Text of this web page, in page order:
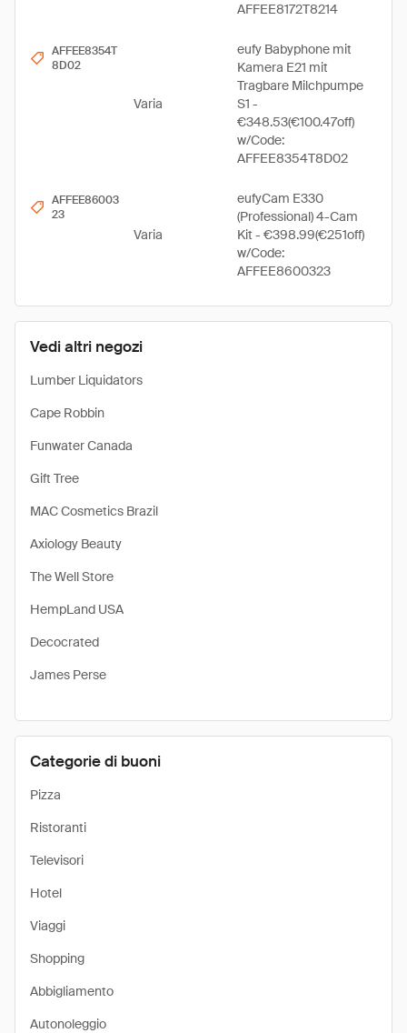
Vedi altri negozi
Lumber Liquidators
Cape Robbin
Funwater Canada
Gift Tree
MAC Cosmetics Brazil
Axiology Beauty
The Well Store
HempLand USA
Decocrated
James Perse
Categorie di buoni
Pizza
Ristoranti
Televisori
Hotel
Viaggi
Shopping
Abbigliamento
Autonoleggio
AFFEE8172T8214
AFFEE8354T
8D02
Varia
eufy Babyphone mit
Kamera E21 mit
Tragbare Milchpumpe
S1 -
€348.53(€100.47off)
w/Code:
AFFEE8354T8D02
AFFEE86003
23
Varia
eufyCam E330
(Professional) 4-Cam
Kit - €398.99(€251off)
w/Code:
AFFEE8600323